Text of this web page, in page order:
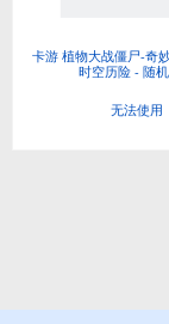
卡游 植物大战僵尸-奇
时空历险 - 随
无法使用